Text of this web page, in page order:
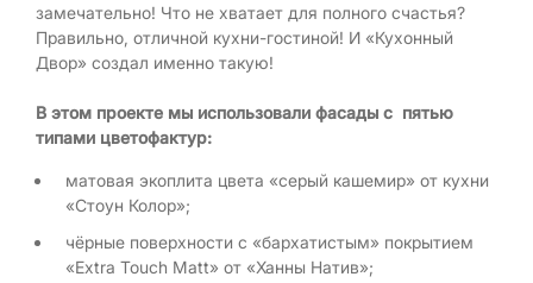
замечательно! Что не хватает для полного счастья?
Правильно, отличной кухни-гостиной! И «Кухонный
Двор» создал именно такую!
В этом проекте мы использовали фасады с пятью
типами цветофактур:
матовая экоплита цвета «серый кашемир» от кухни
«Стоун Колор»;
чёрные поверхности с «бархатистым» покрытием
«Extra Touch Matt» от «Ханны Натив»;